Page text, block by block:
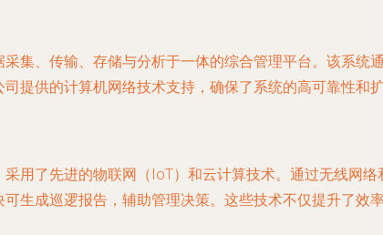
集、传输、存储与分析于一体的综合管理平台。该系统
提供的计算机网络技术支持，确保了系统的高可靠性和
用了先进的物联网（IoT）和云计算技术。通过无线网
生成巡逻报告，辅助管理决策。这些技术不仅提升了效